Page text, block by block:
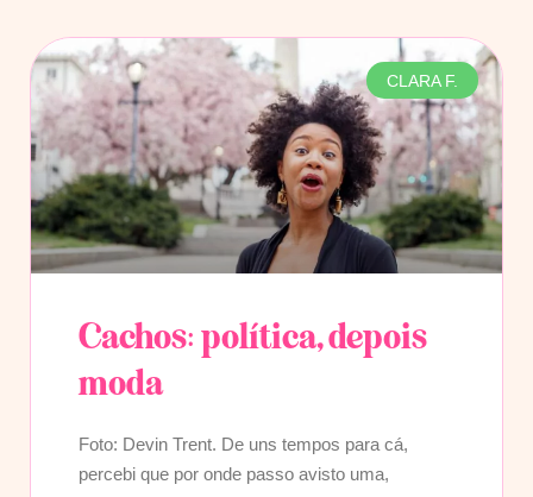
CLARA F.
Cachos: política, depois
moda
Foto: Devin Trent. De uns tempos para cá,
percebi que por onde passo avisto uma,